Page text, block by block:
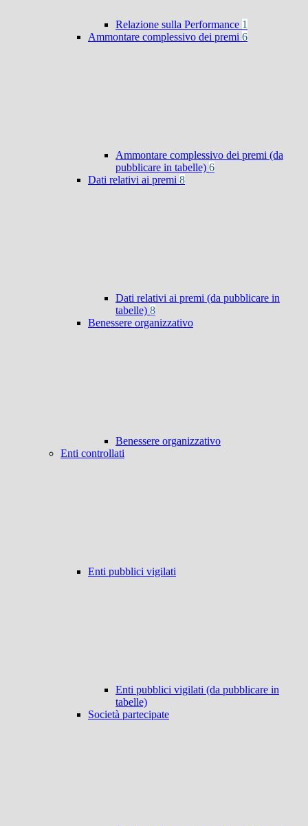
Relazione sulla Performance 1
Ammontare complessivo dei premi 6
Ammontare complessivo dei premi (da
pubblicare in tabelle) 6
Dati relativi ai premi 8
Dati relativi ai premi (da pubblicare in
tabelle) 8
Benessere organizzativo
Benessere organizzativo
Enti controllati
Enti pubblici vigilati
Enti pubblici vigilati (da pubblicare in
tabelle)
Società partecipate